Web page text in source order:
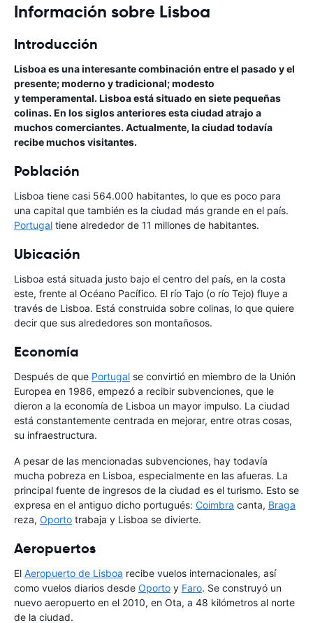
Información sobre Lisboa
Introducción
Lisboa es una interesante combinación entre el pasado y el
presente; moderno y tradicional; modesto
y temperamental. Lisboa está situado en siete pequeñas
colinas. En los siglos anteriores esta ciudad atrajo a
muchos comerciantes. Actualmente, la ciudad todavía
recibe muchos visitantes.
Población
Lisboa tiene casi 564.000 habitantes, lo que es poco para
una capital que también es la ciudad más grande en el país.
Portugal tiene alrededor de 11 millones de habitantes.
Ubicación
Lisboa está situada justo bajo el centro del país, en la costa
este, frente al Océano Pacífico. El río Tajo (o río Tejo) fluye a
través de Lisboa. Está construida sobre colinas, lo que quiere
decir que sus alrededores son montañosos.
Economía
Después de que Portugal se convirtió en miembro de la Unión
Europea en 1986, empezó a recibir subvenciones, que le
dieron a la economía de Lisboa un mayor impulso. La ciudad
está constantemente centrada en mejorar, entre otras cosas,
su infraestructura.
A pesar de las mencionadas subvenciones, hay todavía
mucha pobreza en Lisboa, especialmente en las afueras. La
principal fuente de ingresos de la ciudad es el turismo. Esto se
expresa en el antiguo dicho portugués: Coimbra canta, Braga
reza, Oporto trabaja y Lisboa se divierte.
Aeropuertos
El Aeropuerto de Lisboa recibe vuelos internacionales, así
como vuelos diarios desde Oporto y Faro. Se construyó un
nuevo aeropuerto en el 2010, en Ota, a 48 kilómetros al norte
de la ciudad.